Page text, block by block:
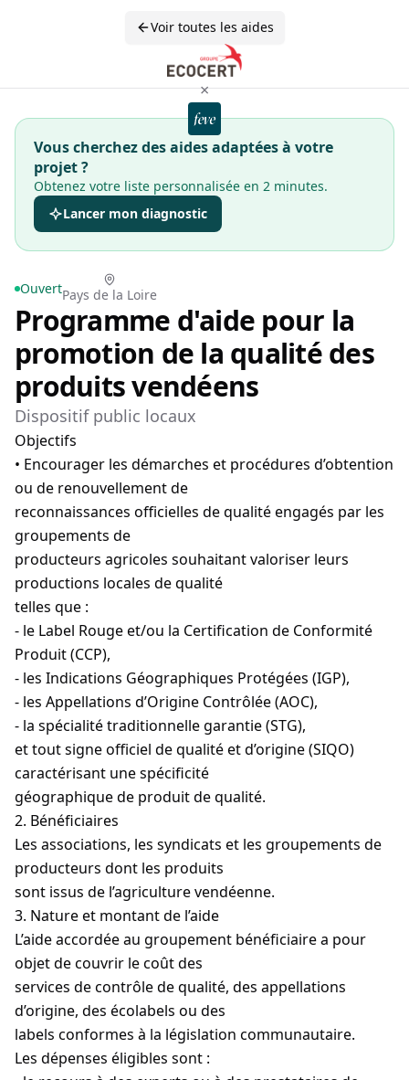
Voir toutes les aides
×
Vous cherchez des aides adaptées à votre
projet ?
Obtenez votre liste personnalisée en 2 minutes.
Lancer mon diagnostic
OuvertPays de la Loire
Programme d'aide pour la
promotion de la qualité des
produits vendéens
Dispositif public locaux
Objectifs
• Encourager les démarches et procédures d’obtention
ou de renouvellement de
reconnaissances officielles de qualité engagés par les
groupements de
producteurs agricoles souhaitant valoriser leurs
productions locales de qualité
telles que :
- le Label Rouge et/ou la Certification de Conformité
Produit (CCP),
- les Indications Géographiques Protégées (IGP),
- les Appellations d’Origine Contrôlée (AOC),
- la spécialité traditionnelle garantie (STG),
et tout signe officiel de qualité et d’origine (SIQO)
caractérisant une spécificité
géographique de produit de qualité.
2. Bénéficiaires
Les associations, les syndicats et les groupements de
producteurs dont les produits
sont issus de l’agriculture vendéenne.
3. Nature et montant de l’aide
L’aide accordée au groupement bénéficiaire a pour
objet de couvrir le coût des
services de contrôle de qualité, des appellations
d’origine, des écolabels ou des
labels conformes à la législation communautaire.
Les dépenses éligibles sont :